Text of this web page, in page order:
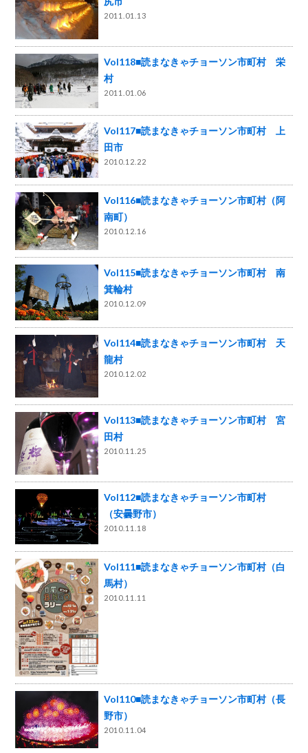
2011.01.13
Vol118■読まなきゃチョーソン市町村 栄
村
2011.01.06
Vol117■読まなきゃチョーソン市町村 上
田市
2010.12.22
Vol116■読まなきゃチョーソン市町村（阿
南町）
2010.12.16
Vol115■読まなきゃチョーソン市町村 南
箕輪村
2010.12.09
Vol114■読まなきゃチョーソン市町村 天
龍村
2010.12.02
Vol113■読まなきゃチョーソン市町村 宮
田村
2010.11.25
Vol112■読まなきゃチョーソン市町村
（安曇野市）
2010.11.18
Vol111■読まなきゃチョーソン市町村（白
馬村）
2010.11.11
Vol110■読まなきゃチョーソン市町村（長
野市）
2010.11.04